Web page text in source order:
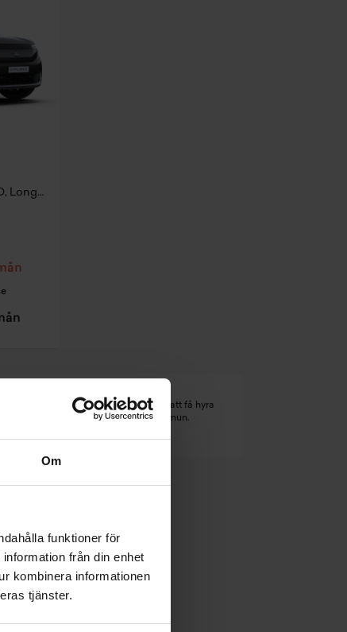
Om
funktioner för
från din enhet
kombinera informationen
tjänster.
Premium Business Edition AWD, Long range (77kWh)
Det kan leda till svårigheter att få hyra
och skuldrådgivningen i din kommun.